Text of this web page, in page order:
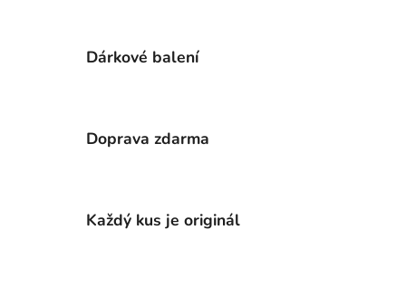
Dárkové balení
Doprava zdarma
Každý kus je originál